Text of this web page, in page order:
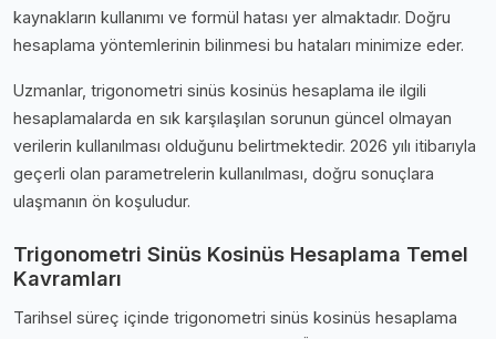
kaynakların kullanımı ve formül hatası yer almaktadır. Doğru
hesaplama yöntemlerinin bilinmesi bu hataları minimize eder.
Uzmanlar, trigonometri sinüs kosinüs hesaplama ile ilgili
hesaplamalarda en sık karşılaşılan sorunun güncel olmayan
verilerin kullanılması olduğunu belirtmektedir. 2026 yılı itibarıyla
geçerli olan parametrelerin kullanılması, doğru sonuçlara
ulaşmanın ön koşuludur.
Trigonometri Sinüs Kosinüs Hesaplama Temel
Kavramları
Tarihsel süreç içinde trigonometri sinüs kosinüs hesaplama